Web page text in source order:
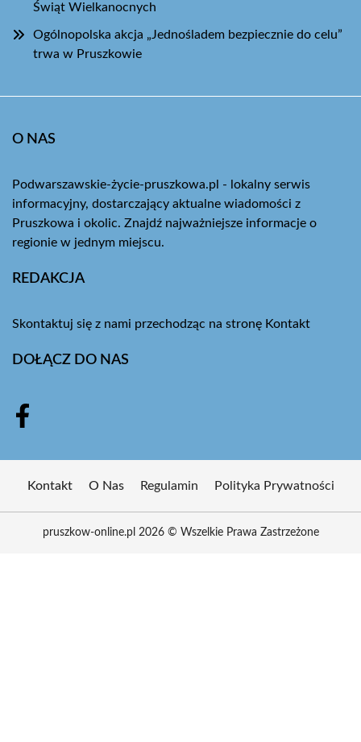
Świąt Wielkanocnych
Ogólnopolska akcja „Jednośladem bezpiecznie do celu”
trwa w Pruszkowie
O NAS
Podwarszawskie-życie-pruszkowa.pl - lokalny serwis
informacyjny, dostarczający aktualne wiadomości z
Pruszkowa i okolic. Znajdź najważniejsze informacje o
regionie w jednym miejscu.
REDAKCJA
Skontaktuj się z nami przechodząc na stronę Kontakt
DOŁĄCZ DO NAS
Kontakt O Nas Regulamin Polityka Prywatności
pruszkow-online.pl 2026 © Wszelkie Prawa Zastrzeżone